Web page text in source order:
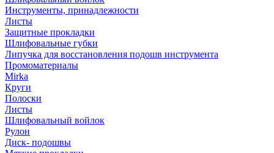
Инструменты, принадлежности
Листы
Защитные прокладки
Шлифовальные губки
Липучка для восстановления подошв инструмента
Промоматериалы
Mirka
Круги
Полоски
Листы
Шлифовальный войлок
Рулон
Диск- подошвы